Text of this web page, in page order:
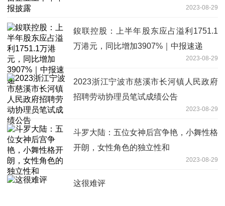
2023-08-29
鋑联控股：上半年股东应占溢利1751.1
万港元，同比增加3907%｜中报速递
2023-08-29
2023浙江宁波市慈溪市长河镇人民政府
招聘劳动协理员笔试成绩公告
2023-08-29
斗罗大陆：五位女神后宫争艳，小舞性格
开朗，女性角色的独立性和
2023-08-29
这很难评